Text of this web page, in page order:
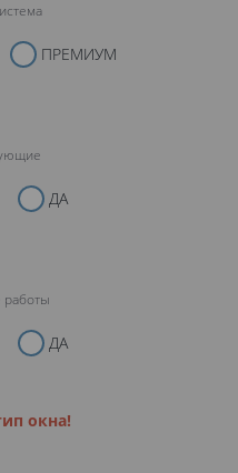
ПРЕМИУМ
ДА
ДА
окна!